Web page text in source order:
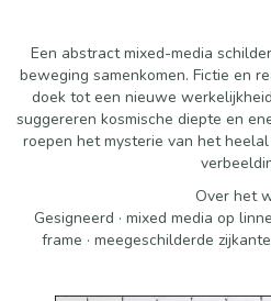
Een abstract mixed-media
beweging samenkomen. Fictie en
doek tot een nieuwe
suggereren kosmische diepte en
roepen het mysterie van het
Over het
Gesigneerd · mixed media op
frame · meegeschilderde